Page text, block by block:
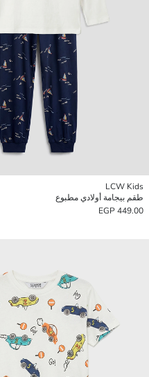
LCW Kids
طقم بيجامة أولادي مطبوع
449.00 EGP